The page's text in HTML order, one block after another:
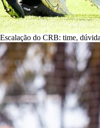
Escalação do CRB: time,